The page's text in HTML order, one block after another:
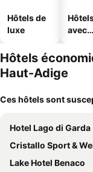
Hôtels de
luxe
avec
Hôtels
Haut-Adige
Ces hôtels sont
Hotel Lago di Garda
Cristallo Sport &
Lake Hotel Benaco